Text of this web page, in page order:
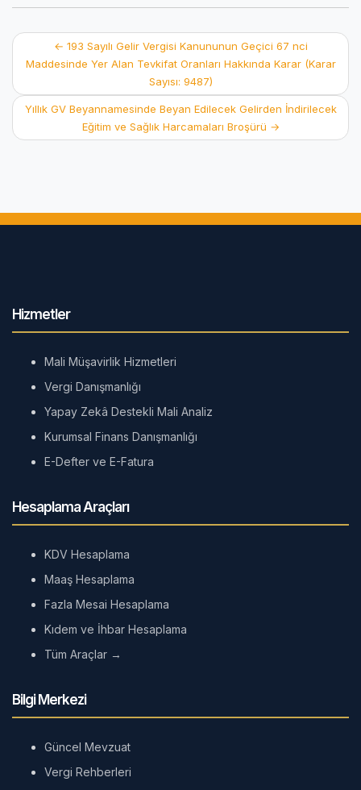
Post
navigation
← 193 Sayılı Gelir Vergisi Kanununun Geçici 67 nci
Maddesinde Yer Alan Tevkifat Oranları Hakkında Karar (Karar
Sayısı: 9487)
Yıllık GV Beyannamesinde Beyan Edilecek Gelirden İndirilecek
Eğitim ve Sağlık Harcamaları Broşürü →
Hizmetler
Mali Müşavirlik Hizmetleri
Vergi Danışmanlığı
Yapay Zekâ Destekli Mali Analiz
Kurumsal Finans Danışmanlığı
E-Defter ve E-Fatura
Hesaplama Araçları
KDV Hesaplama
Maaş Hesaplama
Fazla Mesai Hesaplama
Kıdem ve İhbar Hesaplama
Tüm Araçlar →
Bilgi Merkezi
Güncel Mevzuat
Vergi Rehberleri